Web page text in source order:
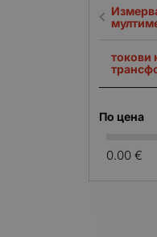
токови
По цена
0.00 €